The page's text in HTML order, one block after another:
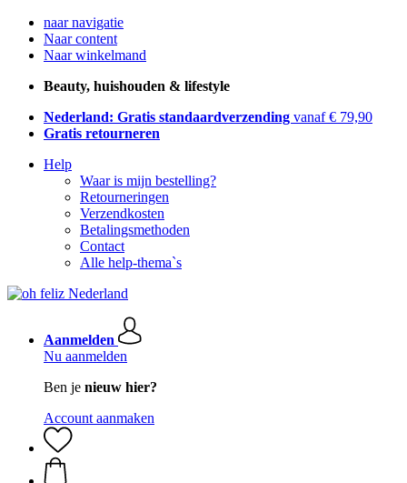
naar navigatie
Naar content
Naar winkelmand
Beauty, huishouden & lifestyle
Nederland: Gratis standaardverzending vanaf € 79,90
Gratis retourneren
Help
Waar is mijn bestelling?
Retourneringen
Verzendkosten
Betalingsmethoden
Contact
Alle help-thema`s
Aanmelden
Nu aanmelden
Ben je nieuw hier?
Account aanmaken